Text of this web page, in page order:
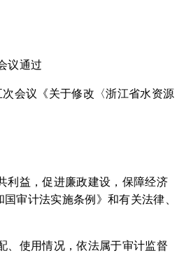
议通过
会议《关于修改〈浙江省水资源
利益，促进廉政建设，保障经济
审计法实施条例》和有关法律、
、使用情况，依法属于审计监督